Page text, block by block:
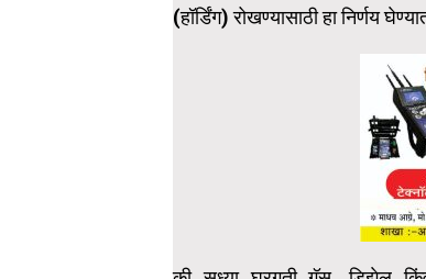
(हॉर्डिंग) रोखण्यासाठी हा निर्णय